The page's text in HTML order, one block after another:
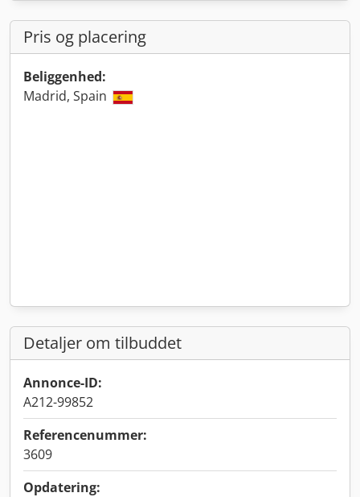
Pris og placering
Beliggenhed:
Madrid, Spain
Detaljer om tilbuddet
Annonce-ID:
A212-99852
Referencenummer:
3609
Opdatering: